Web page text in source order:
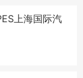
上海国际汽